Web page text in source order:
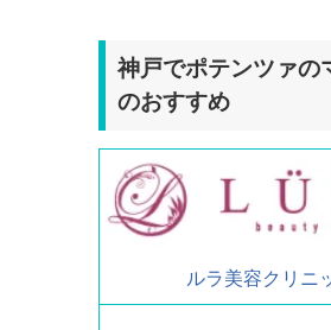
神戸でポテンツァの
のおすすめ
ルラ美容クリニ